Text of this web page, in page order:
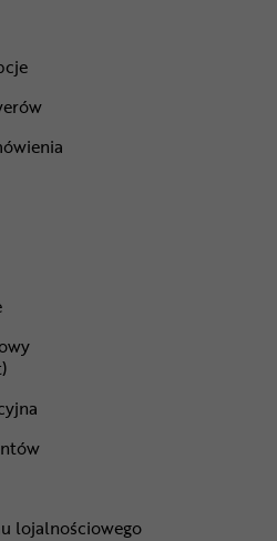
lojalnościowego